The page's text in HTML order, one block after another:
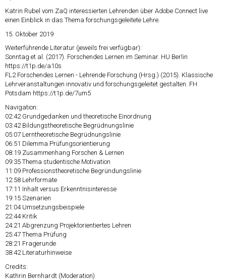
Katrin Rubel vom ZaQ interessierten Lehrenden über Adobe Connect live
einen Einblick in das Thema forschungsgeleitete Lehre.
15. Oktober 2019
Weiterführende Literatur (jeweils frei verfügbar):
Sonntag et al. (2017). Forschendes Lernen im Seminar. HU Berlin
https://t1p.de/a10s
FL2 Forschendes Lernen - Lehrende Forschung (Hrsg.) (2015). Klassische
Lehrveranstaltungen innovativ und forschungsgeleitet gestalten. FH
Potsdam https://t1p.de/7um5
Navigation:
02:42Grundgedanken und theoretische Einordnung
03:42Bildungstheoretische Begrüdnungslinie
05:07 Lerntheoretische Begrüdnungslinie
06:51 Dilemma Prüfungsorientierung
08:19 Zusammenhang Forschen & Lernen
09:35 Thema studentische Motivation
11:09 Professionstheoretische Begründungslinie
12:58 Lehrformate
17:11 Inhalt versus Erkenntnisinteresse
19:15 Szenarien
21:04Umsetzungsbeispiele
22:44Kritik
24:21 Abgrenzung Projektorientiertes Lehren
25:47 Thema Prüfung
28:21 Fragerunde
38:42Literaturhinweise
Credits:
Kathrin Bernhardt (Moderation)